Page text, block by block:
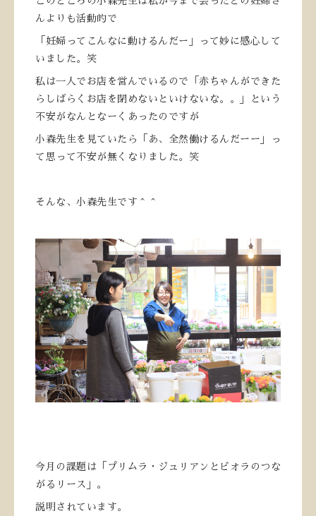
んよりも活動的で
「妊婦ってこんなに動けるんだー」って妙に感心して
いました。笑
私は一人でお店を営んでいるので「赤ちゃんができた
らしばらくお店を閉めないといけないな。。」という
不安がなんとなーくあったのですが
小森先生を見ていたら「あ、全然働けるんだーー」っ
て思って不安が無くなりました。笑
そんな、小森先生です＾＾
今月の課題は「プリムラ・ジュリアンとビオラのつな
がるリース」。
説明されています。